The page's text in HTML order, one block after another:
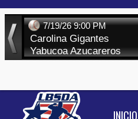
Skip
to
content
INICIO